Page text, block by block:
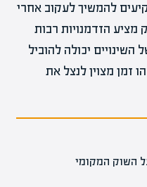
להמשיך לעקוב אחרי
הזדמנויות רבות
יכולה להוביל
זמן מצוין לנצל את
השוק המקומי